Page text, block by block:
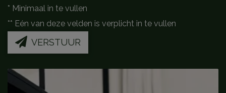
* Minimaal in te vullen
** Eén van deze velden is verplicht in te vullen
VERSTUUR